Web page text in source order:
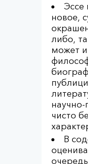
Эссе
новое,
либо,
может
чисто
В